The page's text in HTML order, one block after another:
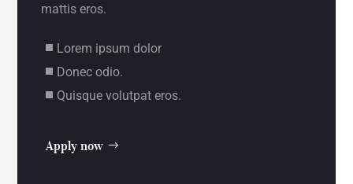
mattis eros.
Lorem ipsum dolor
Donec odio.
Quisque volutpat eros.
Apply now